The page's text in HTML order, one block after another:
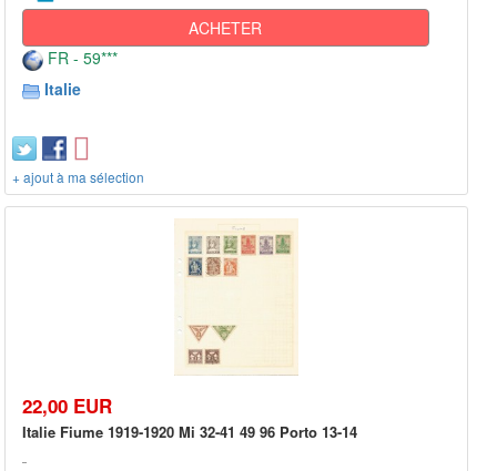
ACHETER
FR - 59***
Italie
+ ajout à ma sélection
22,00 EUR
Italie Fiume 1919-1920 Mi 32-41 49 96 Porto 13-14